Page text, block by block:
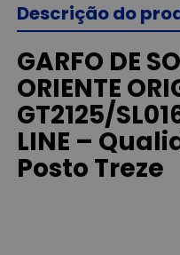
Descrição do
GARFO DE
ORIENTE
GT2125/
LINE –
Posto Treze